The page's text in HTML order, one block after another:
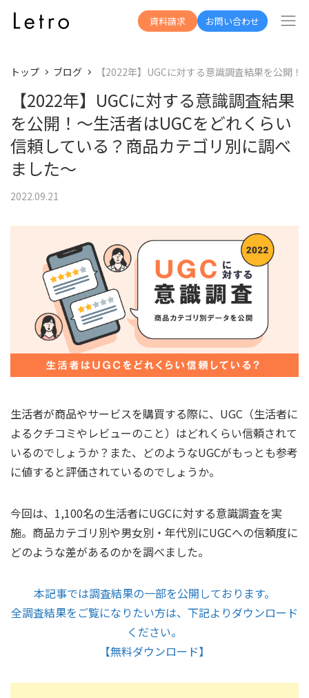
資料請求 お問い合わせ
トップ ブログ 【2022年】UGCに対する意識調査結果を公開
【2022年】UGCに対する意識調査結果
を公開！～生活者はUGCをどれくらい
信頼している？商品カテゴリ別に調べ
ました～
2022.09.21
生活者が商品やサービスを購買する際に、UGC（生活者に
よるクチコミやレビューのこと）はどれくらい信頼されて
いるのでしょうか？また、どのようなUGCがもっとも参考
に値すると評価されているのでしょうか。
今回は、1,100名の生活者にUGCに対する意識調査を実
施。商品カテゴリ別や男女別・年代別にUGCへの信頼度に
どのような差があるのかを調べました。
本記事では調査結果の一部を公開しております。
全調査結果をご覧になりたい方は、下記よりダウンロード
ください。
【無料ダウンロード】